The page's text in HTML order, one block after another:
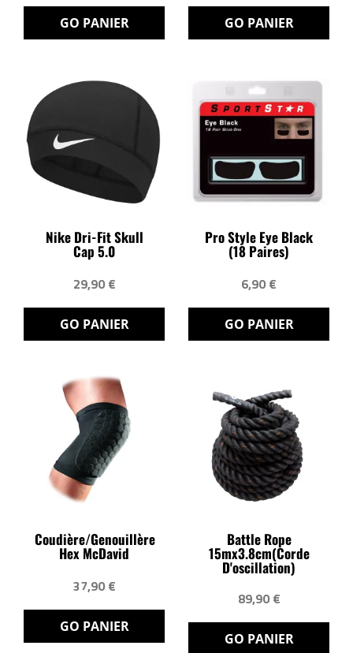
GO PANIER GO PANIER
Nike Dri-Fit Skull
Cap 5.0
29,90 €
GO PANIER
Pro Style Eye Black
(18 Paires)
6,90 €
GO PANIER
Coudière/Genouillère
Hex McDavid
37,90 €
GO PANIER
Battle Rope
15mx3.8cm(corde
D'oscillation)
89,90 €
GO PANIER